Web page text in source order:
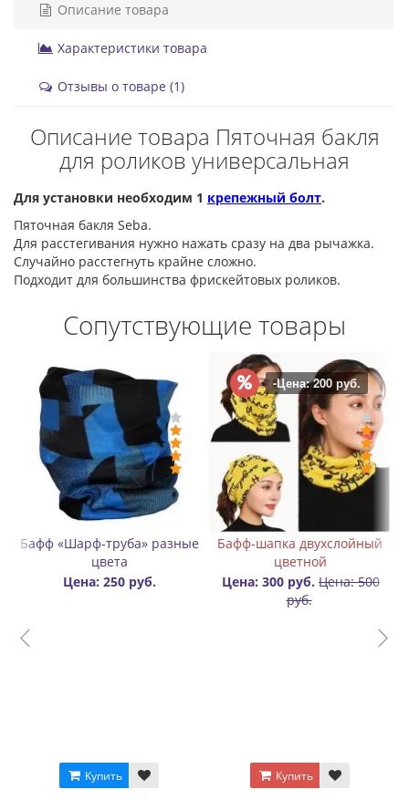
Описание товара
Характеристики товара
Отзывы о товаре (1)
Описание товара Пяточная бакля
для роликов универсальная
Для установки необходим 1 крепежный болт.
Пяточная бакля Seba.
Для расстегивания нужно нажать сразу на два рычажка.
Случайно расстегнуть крайне сложно.
Подходит для большинства фрискейтовых роликов.
Сопутствующие товары
«Шарф-труба» разные
цвета
Цена: 250 руб.
Купить
-Цена: 200 руб.
Бафф-шапка двухслойный
цветной
Цена: 300 руб. Цена: 500
Купить